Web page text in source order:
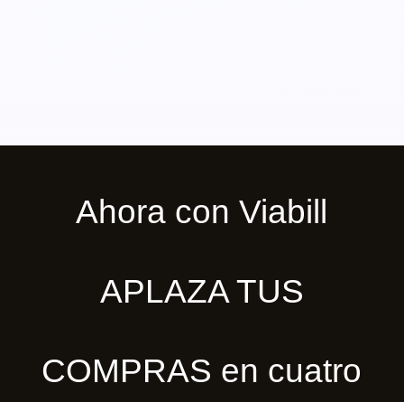
Ahora con Viabill
APLAZA TUS
COMPRAS en cuatro